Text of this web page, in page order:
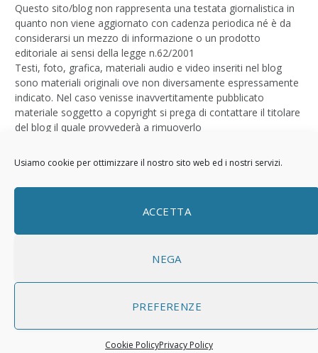
Usiamo cookie per ottimizzare il nostro sito web ed i nostri servizi.
ACCETTA
NEGA
PREFERENZE
Cookie PolicyPrivacy Policy
Questo sito/blog non rappresenta una testata giornalistica in
quanto non viene aggiornato con cadenza periodica né è da
considerarsi un mezzo di informazione o un prodotto
editoriale ai sensi della legge n.62/2001
Testi, foto, grafica, materiali audio e video inseriti nel blog
sono materiali originali ove non diversamente espressamente
indicato. Nel caso venisse inavvertitamente pubblicato
materiale soggetto a copyright si prega di contattare il titolare
del blog il quale provvederà a rimuoverlo
Logo bySizegraph
© 2026 ThemeSphere. Designed byThemeSphere